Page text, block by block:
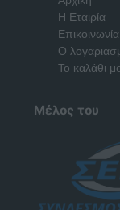
Η Εταιρία
Επικοινωνία
Ο
Το καλάθι
Μέλος του